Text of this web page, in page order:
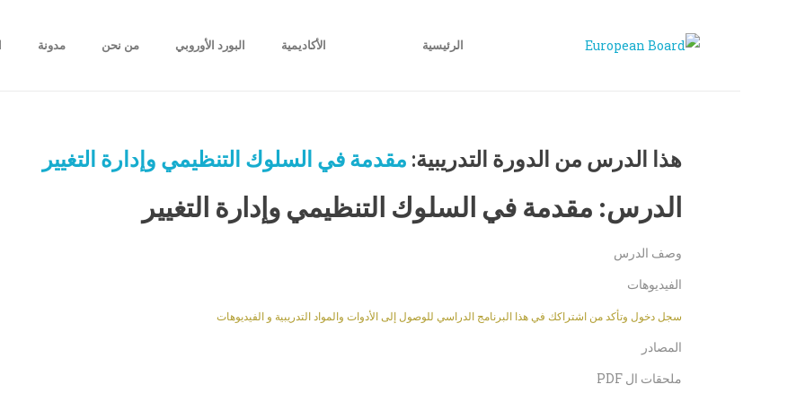
الرئيسية الأكاديمية البورد الأوروبي من نحن مدونة
هذا الدرس من الدورة التدريبية: مقدمة في السلوك التنظيمي وإدارة التغيير
الدرس: مقدمة في السلوك التنظيمي وإدارة التغيير
وصف الدرس
الفيديوهات
سجل دخول وتأكد من اشتراكك في هذا البرنامج الدراسي للوصول إلى الأدوات والمواد التدريبية و الفيديوهات
المصادر
ملحقات ال PDF